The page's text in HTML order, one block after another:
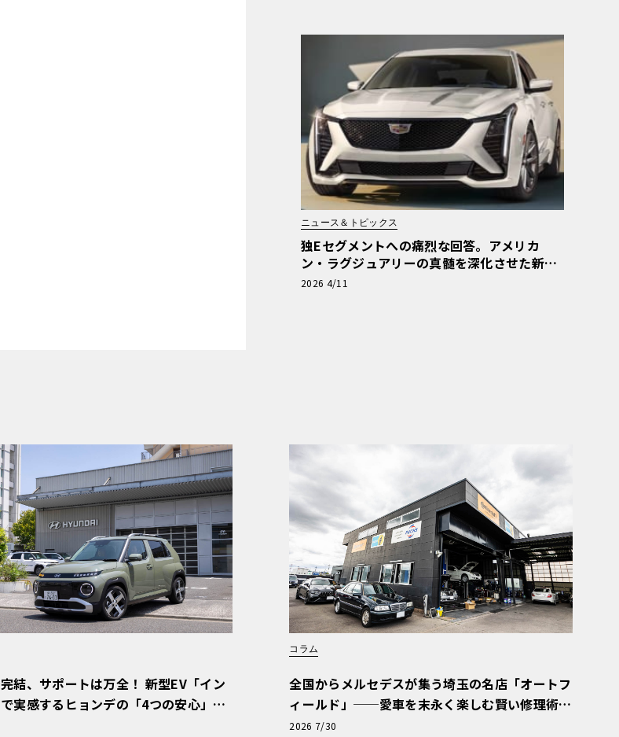
ニュース＆トピックス
独Eセグメントへの痛烈な回答。アメリカ
ン・ラグジュアリーの真髄を深化させた新型
「キャデラック CT5」
2026 4/11
結、サポートは万全！ 新型EV「イン
実感するヒョンデの「4つの安心」
ヒョンデ6つの疑問：Why? Hyunda
コラム
全国からメルセデスが集う埼玉の名店「オートフ
ィールド」──愛車を末永く楽しむ賢い修理術
と、プロがフックス製オイルを選ぶ理由〈PR〉
2026 7/30